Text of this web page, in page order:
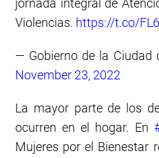
jornada integral de
Violencias. https://t.co/
— Gobierno de la Ciudad
November 23, 2022
La mayor parte de los
ocurren en el hogar. En
Mujeres por el Bienestar